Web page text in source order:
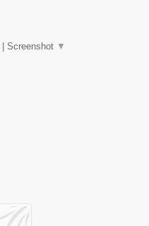
Screenshot ▼